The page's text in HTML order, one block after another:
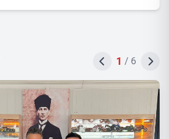
2 / 6